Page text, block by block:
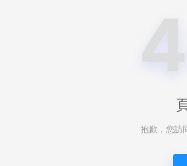
抱歉，您訪